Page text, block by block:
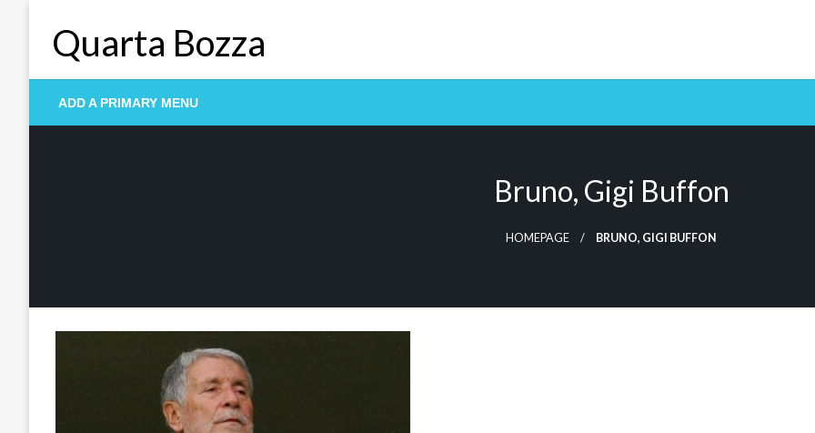
Quarta Bozza
ADD A PRIMARY MENU
Bruno, Gigi Buffon
HOMEPAGE BRUNO, GIGI BUFFON